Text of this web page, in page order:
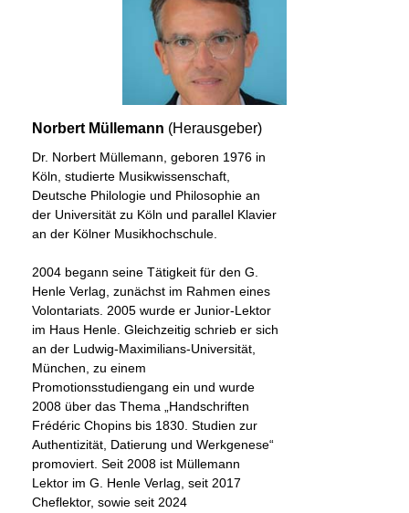
Norbert Müllemann (Herausgeber)
Dr. Norbert Müllemann, geboren 1976 in
Köln, studierte Musikwissenschaft,
Deutsche Philologie und Philosophie an
der Universität zu Köln und parallel Klavier
an der Kölner Musikhochschule.
2004 begann seine Tätigkeit für den G.
Henle Verlag, zunächst im Rahmen eines
Volontariats. 2005 wurde er Junior-Lektor
im Haus Henle. Gleichzeitig schrieb er sich
an der Ludwig-Maximilians-Universität,
München, zu einem
Promotionsstudiengang ein und wurde
2008 über das Thema „Handschriften
Frédéric Chopins bis 1830. Studien zur
Authentizität, Datierung und Werkgenese“
promoviert. Seit 2008 ist Müllemann
Lektor im G. Henle Verlag, seit 2017
Cheflektor, sowie seit 2024